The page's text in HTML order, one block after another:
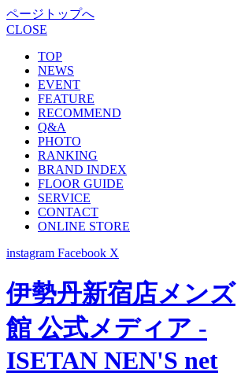
ページトップへ
CLOSE
TOP
NEWS
EVENT
FEATURE
RECOMMEND
Q&A
PHOTO
RANKING
BRAND INDEX
FLOOR GUIDE
SERVICE
CONTACT
ONLINE STORE
instagram Facebook X
伊勢丹新宿店メンズ
館 公式メディア -
ISETAN NEN'S net